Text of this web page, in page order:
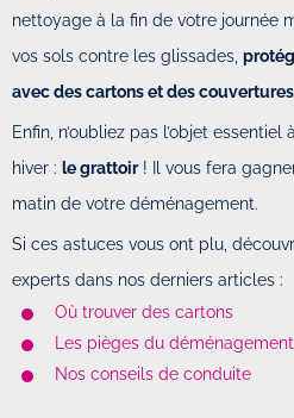
nettoyage à la fin de votre journée
vos sols contre les glissades,
avec des cartons et des couvertures
Enfin, n’oubliez pas l’objet
hiver : le grattoir! Il vous fera
matin de votre déménagement.
Si ces astuces vous ont plu,
experts dans nos derniers articles :
Où trouver des cartons
Les pièges du déménagement
Nos conseils de conduite